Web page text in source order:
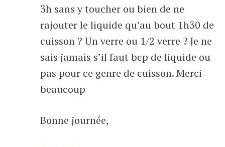
3h sans y toucher ou bien de ne
rajouter le liquide qu’au bout 1h30 de
cuisson ? Un verre ou 1/2 verre ? Je ne
sais jamais s’il faut bcp de liquide ou
pas pour ce genre de cuisson. Merci
beaucoup
Bonne journée,